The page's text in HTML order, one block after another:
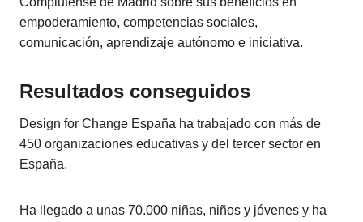
empoderamiento, competencias sociales,
comunicación, aprendizaje autónomo e iniciativa.
Resultados conseguidos
Design for Change España ha trabajado con más de
450 organizaciones educativas y del tercer sector en
España.
Ha llegado a unas 70.000 niñas, niños y jóvenes y ha